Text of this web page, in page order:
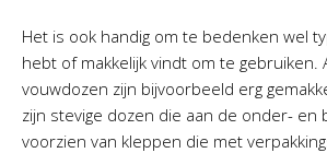
Het is ook handig om te bedenken wel
hebt of makkelijk vindt om te gebruiken.
vouwdozen zijn bijvoorbeeld erg
zijn stevige dozen die aan de onder- en
voorzien van kleppen die met